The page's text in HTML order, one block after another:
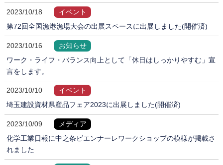
2023/10/18
イベント
第72回全国漁港漁場大会の出展スペースに出展しました(開催済)
2023/10/16
お知らせ
ワーク・ライフ・バランス向上として「休日はしっかりやすむ」宣
言をします。
2023/10/10
イベント
埼玉建設資材県産品フェア2023に出展しました(開催済)
2023/10/09
メディア
化学工業日報に中之条ビエンナーレワークショップの模様が掲載さ
れました